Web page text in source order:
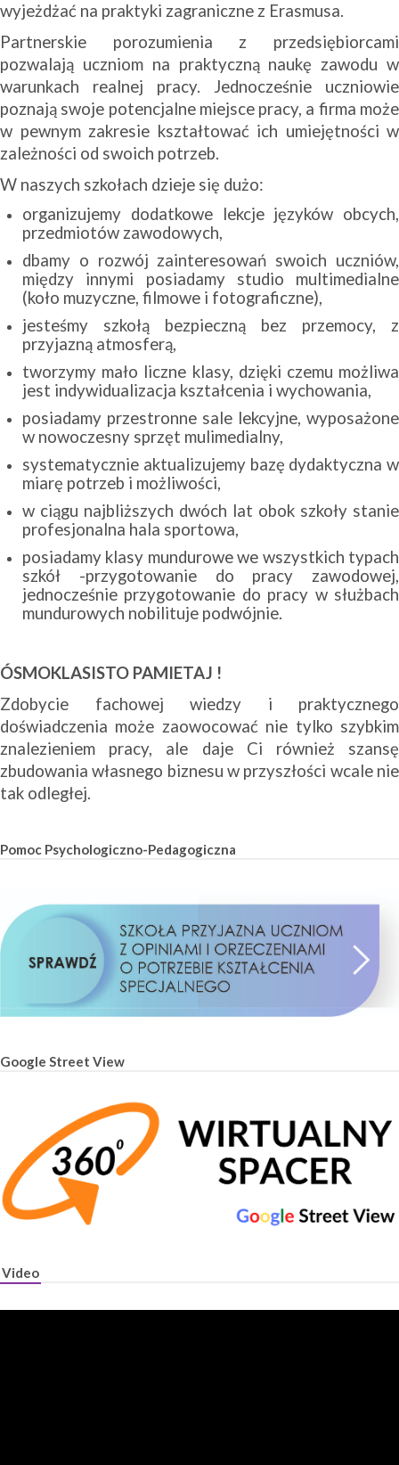
wyjeżdżać na praktyki zagraniczne z Erasmusa.
Partnerskie porozumienia z przedsiębiorcami
pozwalają uczniom na praktyczną naukę zawodu w
warunkach realnej pracy. Jednocześnie uczniowie
poznają swoje potencjalne miejsce pracy, a firma może
w pewnym zakresie kształtować ich umiejętności w
zależności od swoich potrzeb.
W naszych szkołach dzieje się dużo:
organizujemy dodatkowe lekcje języków obcych,
przedmiotów zawodowych,
dbamy o rozwój zainteresowań swoich uczniów,
między innymi posiadamy studio multimedialne
(koło muzyczne, filmowe i fotograficzne),
jesteśmy szkołą bezpieczną bez przemocy, z
przyjazną atmosferą,
tworzymy mało liczne klasy, dzięki czemu możliwa
jest indywidualizacja kształcenia i wychowania,
posiadamy przestronne sale lekcyjne, wyposażone
w nowoczesny sprzęt mulimedialny,
systematycznie aktualizujemy bazę dydaktyczna w
miarę potrzeb i możliwości,
w ciągu najbliższych dwóch lat obok szkoły stanie
profesjonalna hala sportowa,
posiadamy klasy mundurowe we wszystkich typach
szkół -przygotowanie do pracy zawodowej,
jednocześnie przygotowanie do pracy w służbach
mundurowych nobilituje podwójnie.
ÓSMOKLASISTO PAMIETAJ !
Zdobycie fachowej wiedzy i praktycznego
doświadczenia może zaowocować nie tylko szybkim
znalezieniem pracy, ale daje Ci również szansę
zbudowania własnego biznesu w przyszłości wcale nie
tak odległej.
Pomoc Psychologiczno-Pedagogiczna
Google Street View
Video